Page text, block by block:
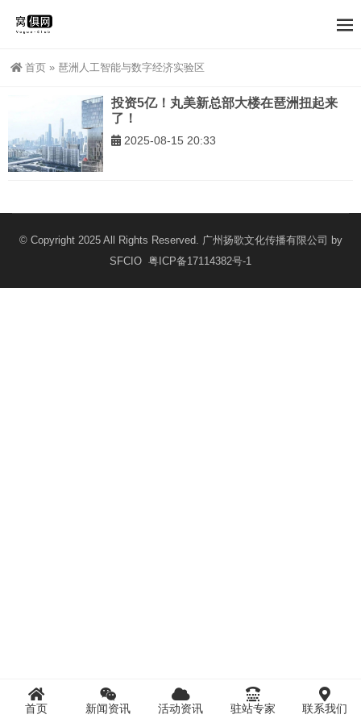
首页 » 琶洲人工智能与数字经济实验区
投资5亿！丸美新总部大楼在琶洲扭起来
了！
2025-08-15 20:33
© Copyright 2025 All Rights Reserved. 广州扬歌文化传播有限公司 by
SFCIO 粤ICP备17114382号-1
首页 新闻资讯 活动资讯 驻站专家 联系我们